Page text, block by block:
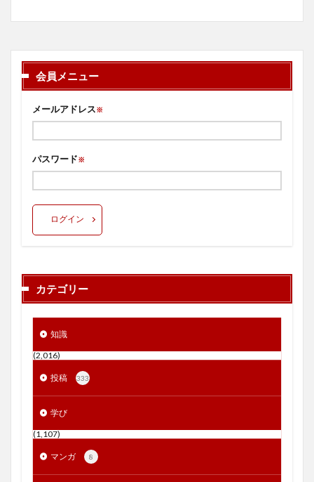
会員メニュー
メールアドレス※
パスワード※
ログイン
カテゴリー
知識
(2,016)
投稿 333
学び
(1,107)
マンガ 8